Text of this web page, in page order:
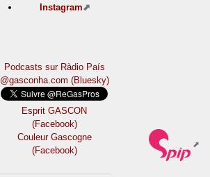
Instagram
Podcasts sur Ràdio País
@gasconha.com (Bluesky)
Esprit GASCON
(Facebook)
Couleur Gascogne
(Facebook)